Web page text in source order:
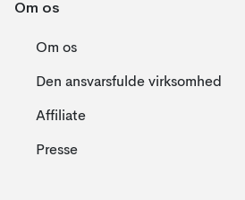
Om os
Om os
Den ansvarsfulde virksomhed
Affiliate
Presse